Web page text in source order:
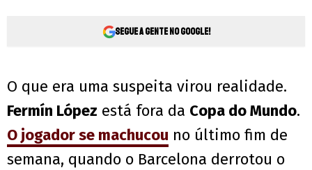
Segue a gente no Google!
O que era uma suspeita virou realidade.
Fermín López está fora da Copa do Mundo.
O jogador se machucou no último fim de
semana, quando o Barcelona derrotou o